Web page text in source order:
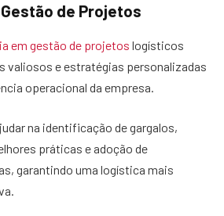
de Projetos
em gestão de projetos logísticos
valiosos e estratégias personalizadas
operacional da empresa.
na identificação de gargalos,
práticas e adoção de
garantindo uma logística mais